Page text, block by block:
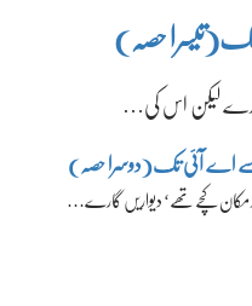
حصہ)
لیکن اس کی…
اے آئی تک(دوسرا حصہ)
کچے تھے‘ دیواریں گارے…